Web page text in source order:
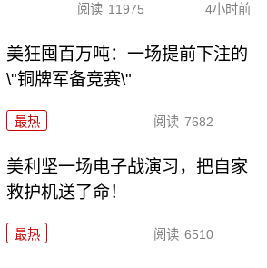
阅读 11975 4小时前
美狂囤百万吨：一场提前下注的
\"铜牌军备竞赛\"
最热 阅读 7682
美利坚一场电子战演习，把自家
救护机送了命！
最热 阅读 6510